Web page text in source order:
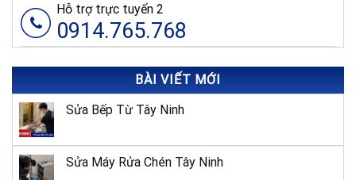
Hỗ trợ trực tuyến 2
0914.765.768
BÀI VIẾT MỚI
Sửa Bếp Từ Tây Ninh
Sửa Máy Rửa Chén Tây Ninh